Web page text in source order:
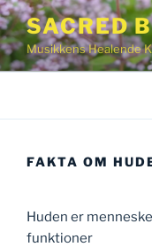
Videre
til
indhold
SACRED
Musikkens Healende
FAKTA OM
Huden er
funktioner